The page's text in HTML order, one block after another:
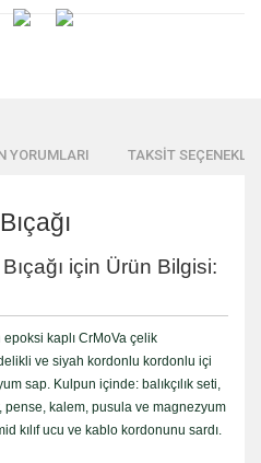
YORUMLARI TAKSİT
için Ürün Bilgisi:
kaplı CrMoVa çelik
ve siyah kordonlu kordonlu içi
sap. Kulpun içinde: balıkçılık seti,
pense, kalem, pusula ve magnezyum
kılıf ucu ve kablo kordonunu sardı.